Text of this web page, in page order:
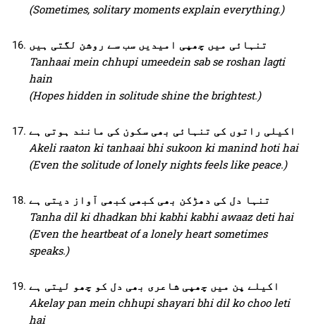
(Sometimes, solitary moments explain everything.)
تنہائی میں چھپی امیدیں سب سے روشن لگتی ہیں
Tanhaai mein chhupi umeedein sab se roshan lagti
hain
(Hopes hidden in solitude shine the brightest.)
اکیلی راتوں کی تنہائی بھی سکون کی مانند ہوتی ہے
Akeli raaton ki tanhaai bhi sukoon ki manind hoti hai
(Even the solitude of lonely nights feels like peace.)
تنہا دل کی دھڑکن بھی کبھی کبھی آواز دیتی ہے
Tanha dil ki dhadkan bhi kabhi kabhi awaaz deti hai
(Even the heartbeat of a lonely heart sometimes
speaks.)
اکیلے پن میں چھپی شاعری بھی دل کو چھو لیتی ہے
Akelay pan mein chhupi shayari bhi dil ko choo leti
hai